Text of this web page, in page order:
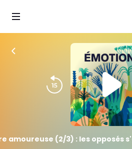
amoureuse (2/3) : les opposés